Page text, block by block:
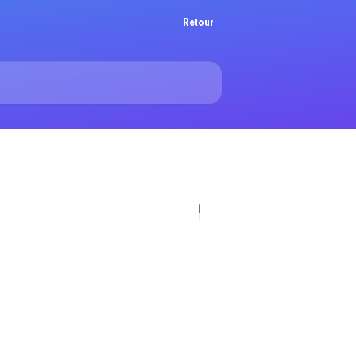
Retour